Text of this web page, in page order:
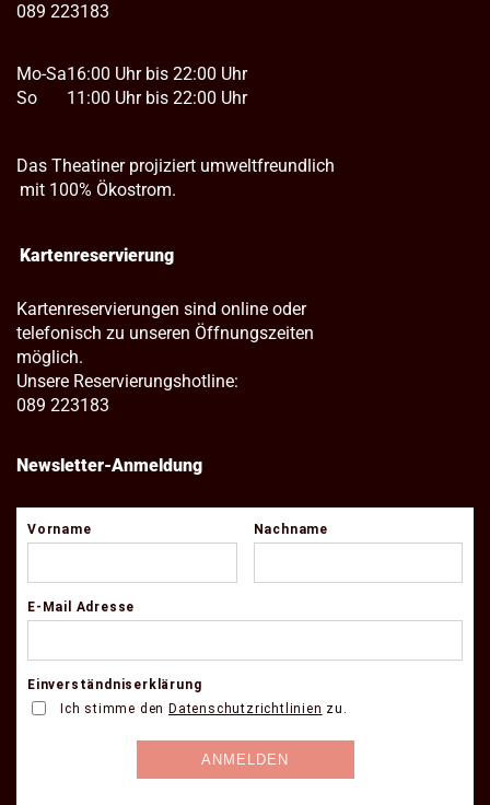
089 223183
Mo-Sa
So
16:00 Uhr bis 22:00 Uhr
11:00 Uhr bis 22:00 Uhr
Das Theatiner projiziert umweltfreundlich
mit 100% Ökostrom.
Kartenreservierung
Kartenreservierungen sind online oder
telefonisch zu unseren Öffnungszeiten
möglich.
Unsere Reservierungshotline:
089 223183
Newsletter-Anmeldung